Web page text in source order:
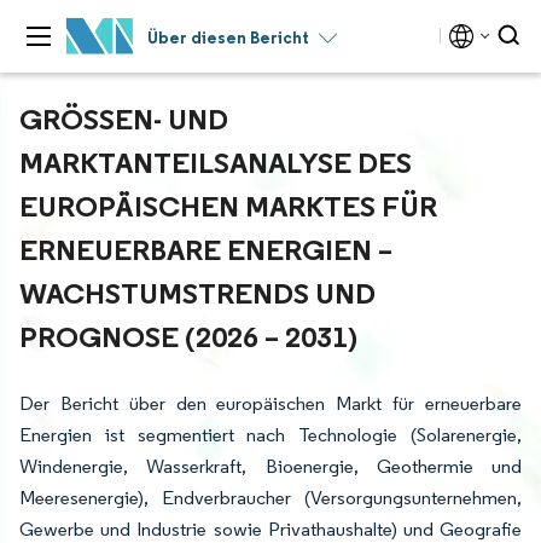
Über diesen Bericht
GRÖSSEN- UND M
ARKTANTEILSANALYSE DES E
UROPÄISCHEN MARKTES FÜR E
RNEUERBARE ENERGIEN – W
ACHSTUMSTRENDS UND P
ROGNOSE (2026 – 2031)
Der Bericht über den europäischen Markt für erneuerbare
Energien ist segmentiert nach Technologie (Solarenergie,
Windenergie, Wasserkraft, Bioenergie, Geothermie und
Meeresenergie), Endverbraucher (Versorgungsunternehmen,
Gewerbe und Industrie sowie Privathaushalte) und Geografie